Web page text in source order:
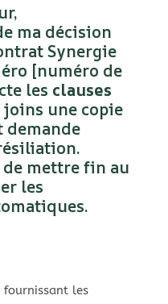
ma décision
Synergie
[numéro de
les clauses
joins une copie
demande
de mettre fin au
les
fournissant les